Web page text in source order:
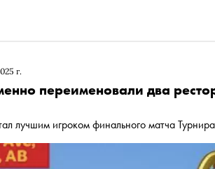
г.
переименовали два
лучшим игроком финального матча